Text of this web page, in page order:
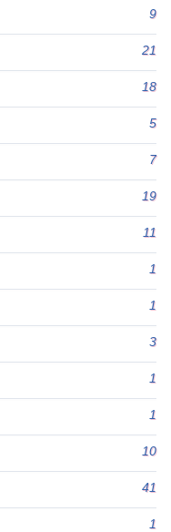
9
21
18
5
7
19
11
1
1
3
1
1
10
41
1